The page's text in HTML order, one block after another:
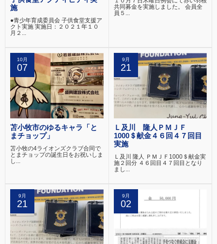
施
●青少年育成委員会 子供食堂支援ア
クト実施 実施日：２０２１年１０
月２...
共同募金を実施しました。 会員全
員５...
10月
07
苫小牧市のゆるキャラ「と
まチョップ」
苫小牧の4ライオンズクラブ合同で
とまチョップの誕生日をお祝いしま
し...
9月
21
Ｌ及川 隆人ＰＭＪＦ
1000＄献金４６回４７回目
実施
Ｌ及川 隆人 ＰＭＪＦ1000＄献金実
施２回分 ４６回目４７回目となり
まし...
9月
21
9月
02